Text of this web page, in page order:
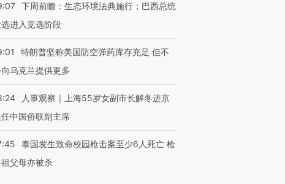
下周前瞻：生态环境法典施行；巴西总统
选进入竞选阶段
特朗普坚称美国防空弹药库存充足 但不
乌克兰提供更多
人事观察｜上海55岁女副市长解冬进京
中国侨联副主席
泰国发生致命校园枪击案至少6人死亡 枪
父母亦被杀